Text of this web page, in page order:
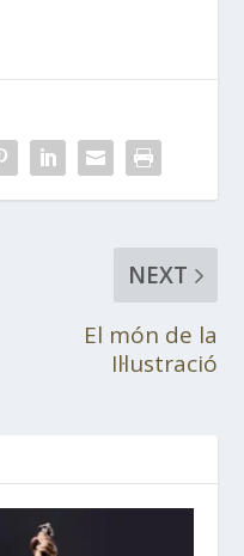
NEXT
El món de la
Il·lustració